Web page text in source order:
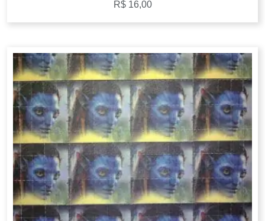
R$16,00